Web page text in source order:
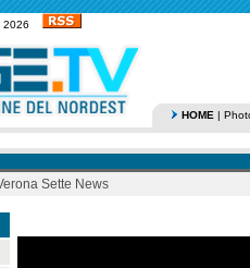
2026
HOME |
Sette News